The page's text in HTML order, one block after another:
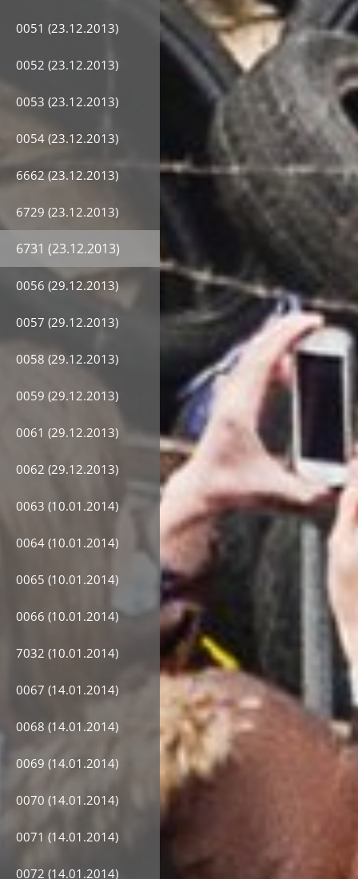
0051 (23.12.2013)
0052 (23.12.2013)
0053 (23.12.2013)
0054 (23.12.2013)
6662 (23.12.2013)
6729 (23.12.2013)
6731 (23.12.2013)
0056 (29.12.2013)
0057 (29.12.2013)
0058 (29.12.2013)
0059 (29.12.2013)
0061 (29.12.2013)
0062 (29.12.2013)
0063 (10.01.2014)
0064 (10.01.2014)
0065 (10.01.2014)
0066 (10.01.2014)
7032 (10.01.2014)
0067 (14.01.2014)
0068 (14.01.2014)
0069 (14.01.2014)
0070 (14.01.2014)
0071 (14.01.2014)
0072 (14.01.2014)